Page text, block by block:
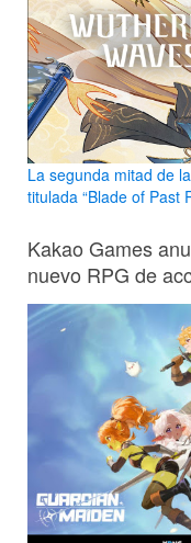
La segunda mitad de
titulada “Blade of Past
Kakao Games
nuevo RPG de